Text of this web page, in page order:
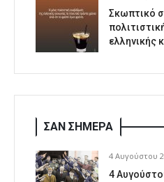
Σκωπτικό
ελληνικής
ΣΑΝ ΣΗΜΕΡΑ
4 Αυγούστου
4